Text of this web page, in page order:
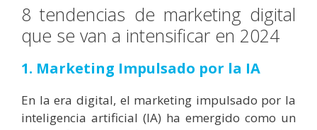
8 tendencias de marketing digital
que se van a intensificar en 2024
1. Marketing Impulsado por la IA
En la era digital, el marketing impulsado por la
inteligencia artificial (IA) ha emergido como un